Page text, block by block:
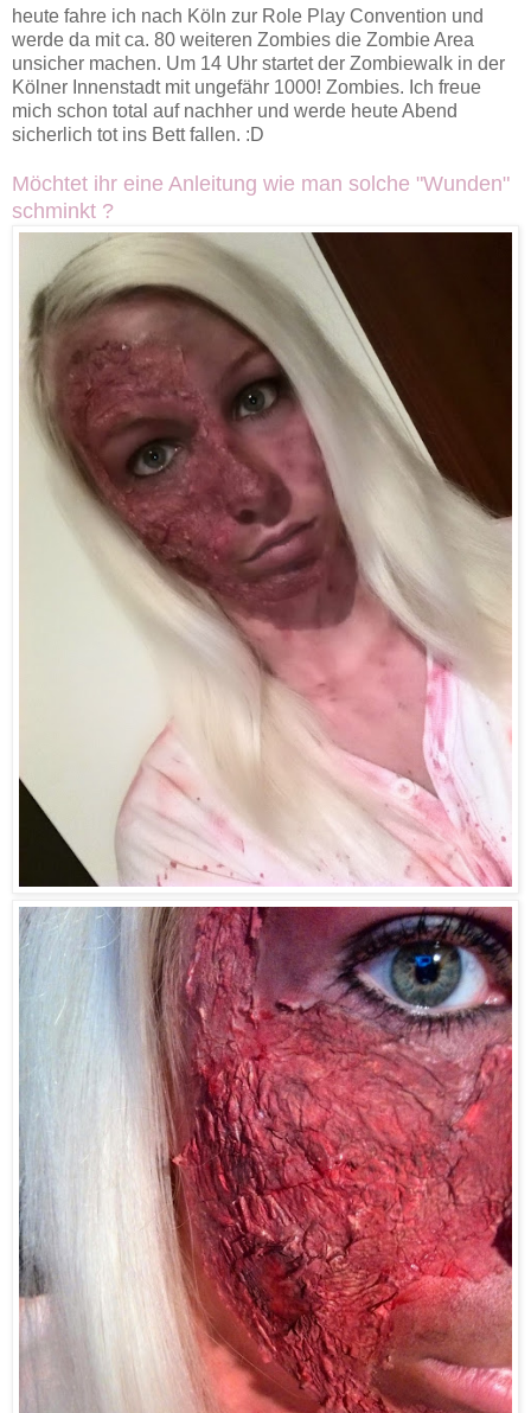
heute fahre ich nach Köln zur Role Play Convention und
werde da mit ca. 80 weiteren Zombies die Zombie Area
unsicher machen. Um 14 Uhr startet der Zombiewalk in der
Kölner Innenstadt mit ungefähr 1000! Zombies. Ich freue
mich schon total auf nachher und werde heute Abend
sicherlich tot ins Bett fallen. :D
Möchtet ihr eine Anleitung wie man solche "Wunden"
schminkt ?